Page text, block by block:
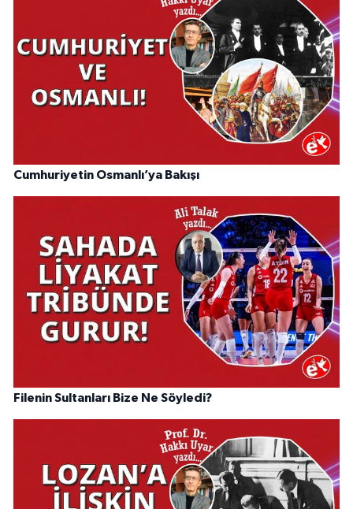
Cumhuriyetin Osmanlı’ya Bakışı
Filenin Sultanları Bize Ne Söyledi?